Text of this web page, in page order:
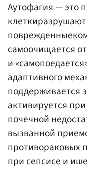
Аутофагия — это
самоочищается
и
адаптивного
поддерживается
активируется
почечной
вызванной
противораковых
при сепсисе и